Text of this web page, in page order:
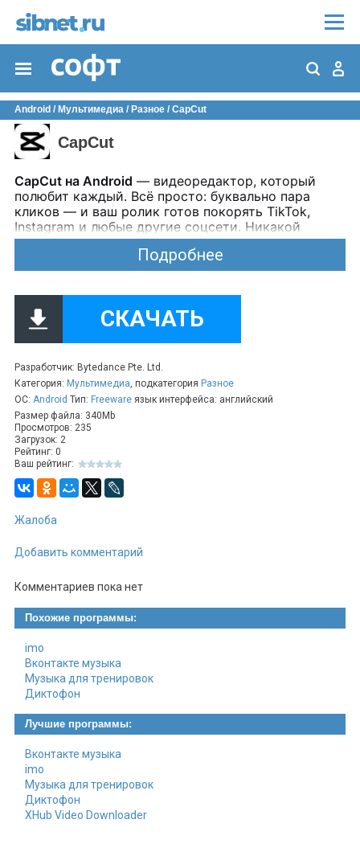
Android / Мультимедиа / Разное / CapCut
CapCut
CapCut на Android — видеоредактор, который
полюбит каждый. Всё просто: буквально пара
кликов — и ваш ролик готов покорять TikTok,
Instagram и любые другие соцсети. Никакой
сложности — только удобство и удовольствие от
быстрая обрезка и конвертация;
удобное редактирование без зависаний;
красивые эффекты, которые превращают
обычное видео в маленький шедевр.
Создавайте, вдохновляйтесь, удивляйте друзей.
CapCut — это эстетика и колорит в каждом
кадре.
Подробнее
СКАЧАТЬ
Разработчик: Bytedance Pte. Ltd.
Категория: Мультимедиа, подкатегория Разное
ОС: Android Тип: Freeware язык интерфейса: английский
Размер файла: 340Mb
Просмотров: 235
Загрузок: 2
Рейтинг: 0
Ваш рейтинг:
Жалоба
Добавить комментарий
Комментариев пока нет
Похожие программы:
imo
Вконтакте музыка
Музыка для тренировок
Диктофон
Лучшие программы:
Вконтакте музыка
imo
Музыка для тренировок
Диктофон
XHub Video Downloader